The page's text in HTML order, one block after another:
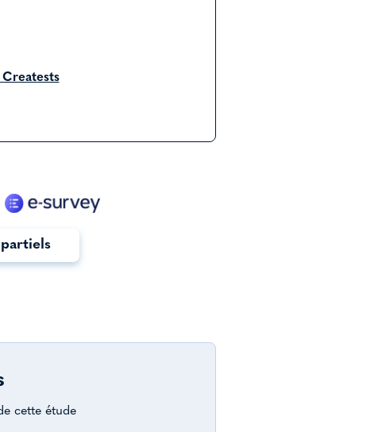
Creatests
partiels
cette étude